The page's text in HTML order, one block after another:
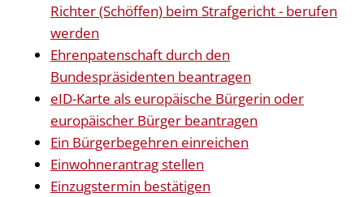
Richter (Schöffen) beim Strafgericht - berufen
werden
Ehrenpatenschaft durch den
Bundespräsidenten beantragen
eID-Karte als europäische Bürgerin oder
europäischer Bürger beantragen
Ein Bürgerbegehren einreichen
Einwohnerantrag stellen
Einzugstermin bestätigen